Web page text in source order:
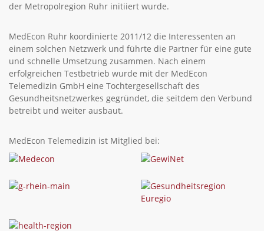
der Metropolregion Ruhr initiiert wurde.
MedEcon Ruhr koordinierte 2011/12 die Interessenten an
einem solchen Netzwerk und führte die Partner für eine gute
und schnelle Umsetzung zusammen. Nach einem
erfolgreichen Testbetrieb wurde mit der MedEcon
Telemedizin GmbH eine Tochtergesellschaft des
Gesundheitsnetzwerkes gegründet, die seitdem den Verbund
betreibt und weiter ausbaut.
MedEcon Telemedizin ist Mitglied bei: